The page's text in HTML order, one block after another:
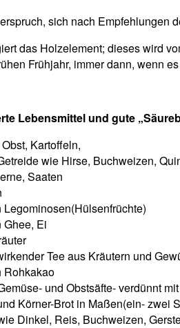
sich nach Empfehlungen
das Holzelement; dieses wird
Frühjahr, immer dann, wenn
Lebensmittel und gute
Kartoffeln,
wie Hirse, Buchweizen,
Saaten
Legominosen(Hülsenfrüchte)
Ghee, Ei
Tee aus Kräutern und
Rohkakao
und Obstsäfte- verdünnt
Körner-Brot in Maßen(ein- zwei
Dinkel, Reis, Buchweizen,